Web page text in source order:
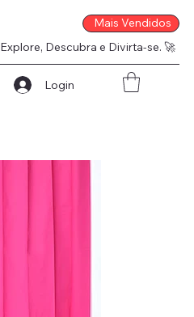
Explore, Descubra e Divirta-se. 🚀
Mais Vendidos
Login